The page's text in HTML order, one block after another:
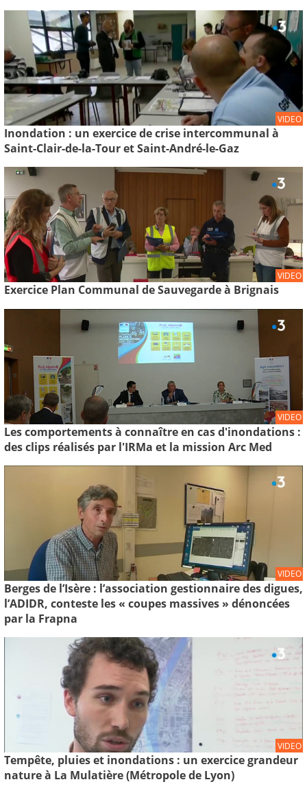
VIDEO
Inondation : un exercice de crise intercommunal à
Saint-Clair-de-la-Tour et Saint-André-le-Gaz
VIDEO
Exercice Plan Communal de Sauvegarde à Brignais
VIDEO
Les comportements à connaître en cas d'inondations :
des clips réalisés par l'IRMa et la mission Arc Med
VIDEO
Berges de l’Isère : l’association gestionnaire des digues,
l’ADIDR, conteste les « coupes massives » dénoncées
par la Frapna
VIDEO
Tempête, pluies et inondations : un exercice grandeur
nature à La Mulatière (Métropole de Lyon)